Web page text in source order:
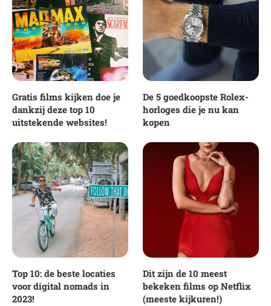
Gratis films kijken doe je
dankzij deze top 10
uitstekende websites!
De 5 goedkoopste Rolex-
horloges die je nu kan
kopen
Top 10: de beste locaties
voor digital nomads in
2023!
Dit zijn de 10 meest
bekeken films op Netflix
(meeste kijkuren!)